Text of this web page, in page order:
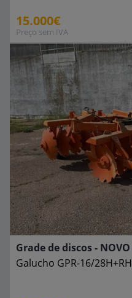
15.000€
Preço sem IVA
Grade de discos - NOVO
Galucho GPR-16/28H+RH